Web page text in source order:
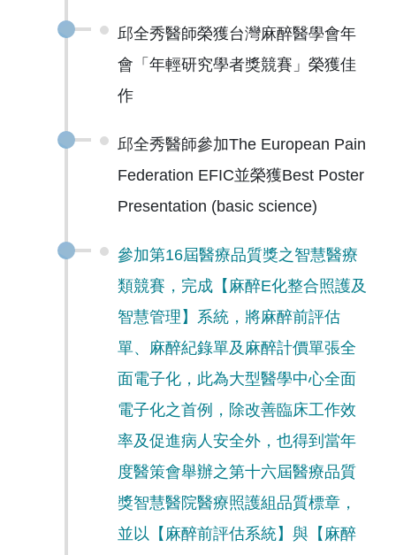
邱全秀醫師榮獲台灣麻醉醫學會年
會「年輕研究學者獎競賽」榮獲佳
作
邱全秀醫師參加The European Pain
Federation EFIC並榮獲Best Poster
Presentation (basic science)
參加第16屆醫療品質獎之智慧醫療
類競賽，完成【麻醉E化整合照護及
智慧管理】系統，將麻醉前評估
單、麻醉紀錄單及麻醉計價單張全
面電子化，此為大型醫學中心全面
電子化之首例，除改善臨床工作效
率及促進病人安全外，也得到當年
度醫策會舉辦之第十六屆醫療品質
獎智慧醫院醫療照護組品質標章，
並以【麻醉前評估系統】與【麻醉